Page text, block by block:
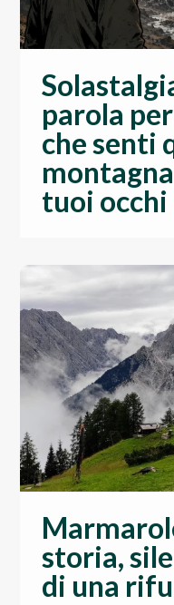
parola
che senti
tuoi occhi
storia,
di una